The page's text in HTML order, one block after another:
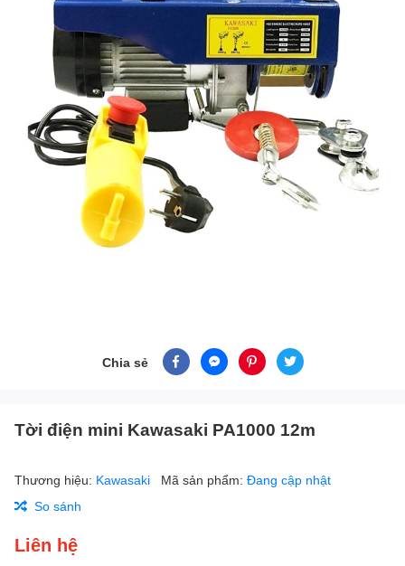
Chia sẻ
Tời điện mini Kawasaki PA1000 12m
Thương hiệu: Kawasaki Mã sản phẩm: Đang cập nhật
So sánh
Liên hệ